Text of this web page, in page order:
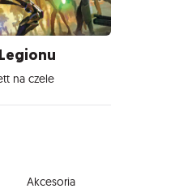
na czele
Akcesoria